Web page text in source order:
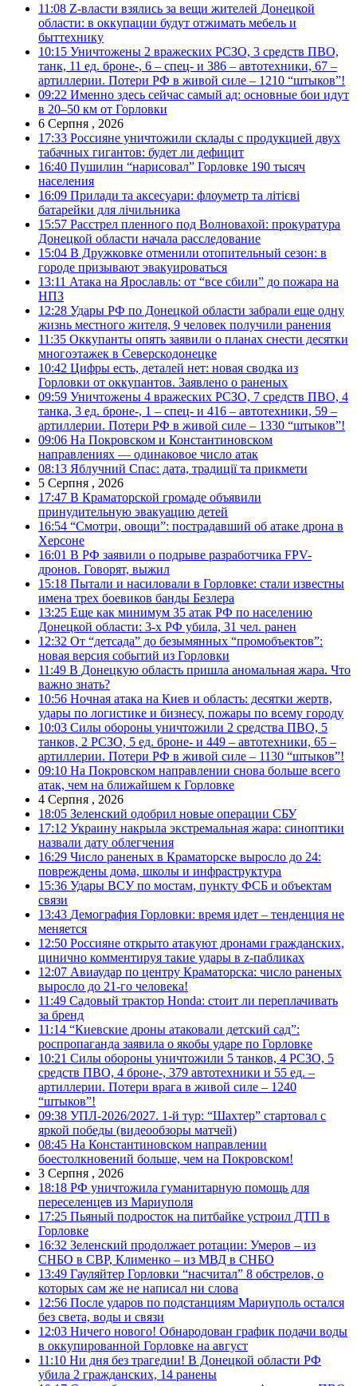
11:08 Z-власти взялись за вещи жителей Донецкой
области: в оккупации будут отжимать мебель и
быттехнику
10:15 Уничтожены 2 вражеских РСЗО, 3 средств ПВО,
танк, 11 ед. броне-, 6 – спец- и 386 – автотехники, 67 –
артиллерии. Потери РФ в живой силе – 1210 “штыков”!
09:22 Именно здесь сейчас самый ад: основные бои идут
в 20–50 км от Горловки
6 Серпня , 2026
17:33 Россияне уничтожили склады с продукцией двух
табачных гигантов: будет ли дефицит
16:40 Пушилин “нарисовал” Горловке 190 тысяч
населения
16:09 Прилади та аксесуари: флоуметр та літієві
батарейки для лічильника
15:57 Расстрел пленного под Волновахой: прокуратура
Донецкой области начала расследование
15:04 В Дружковке отменили отопительный сезон: в
городе призывают эвакуироваться
13:11 Атака на Ярославль: от “все сбили” до пожара на
НПЗ
12:28 Удары РФ по Донецкой области забрали еще одну
жизнь местного жителя, 9 человек получили ранения
11:35 Оккупанты опять заявили о планах снести десятки
многоэтажек в Северскодонецке
10:42 Цифры есть, деталей нет: новая сводка из
Горловки от оккупантов. Заявлено о раненых
09:59 Уничтожены 4 вражеских РСЗО, 7 средств ПВО, 4
танка, 3 ед. броне-, 1 – спец- и 416 – автотехники, 59 –
артиллерии. Потери РФ в живой силе – 1330 “штыков”!
09:06 На Покровском и Константиновском
направлениях — одинаковое число атак
08:13 Яблучний Спас: дата, традиції та прикмети
5 Серпня , 2026
17:47 В Краматорской громаде объявили
принудительную эвакуацию детей
16:54 “Смотри, овощи”: пострадавший об атаке дрона в
Херсоне
16:01 В РФ заявили о подрыве разработчика FPV-
дронов. Говорят, выжил
15:18 Пытали и насиловали в Горловке: стали известны
имена трех боевиков банды Безлера
13:25 Еще как минимум 35 атак РФ по населению
Донецкой области: 3-х РФ убила, 31 чел. ранен
12:32 От “детсада” до безымянных “промобъектов”:
новая версия событий из Горловки
11:49 В Донецкую область пришла аномальная жара. Что
важно знать?
10:56 Ночная атака на Киев и область: десятки жертв,
удары по логистике и бизнесу, пожары по всему городу
10:03 Силы обороны уничтожили 2 средства ПВО, 5
танков, 2 РСЗО, 5 ед. броне- и 449 – автотехники, 65 –
артиллерии. Потери РФ в живой силе – 1130 “штыков”!
09:10 На Покровском направлении снова больше всего
атак, чем на ближайшем к Горловке
4 Серпня , 2026
18:05 Зеленский одобрил новые операции СБУ
17:12 Украину накрыла экстремальная жара: синоптики
назвали дату облегчения
16:29 Число раненых в Краматорске выросло до 24:
повреждены дома, школы и инфраструктура
15:36 Удары ВСУ по мостам, пункту ФСБ и объектам
связи
13:43 Демография Горловки: время идет – тенденция не
меняется
12:50 Россияне открыто атакуют дронами гражданских,
цинично комментируя такие удары в z-пабликах
12:07 Авиаудар по центру Краматорска: число раненых
выросло до 21-го человека!
11:49 Садовый трактор Honda: стоит ли переплачивать
за бренд
11:14 “Киевские дроны атаковали детский сад”:
роспропаганда заявила о якобы ударе по Горловке
10:21 Силы обороны уничтожили 5 танков, 4 РСЗО, 5
средств ПВО, 4 броне-, 379 автотехники и 55 ед. –
артиллерии. Потери врага в живой силе – 1240
“штыков”!
09:38 УПЛ-2026/2027. 1-й тур: “Шахтер” стартовал с
яркой победы (видеообзоры матчей)
08:45 На Константиновском направлении
боестолкновений больше, чем на Покровском!
3 Серпня , 2026
18:18 РФ уничтожила гуманитарную помощь для
переселенцев из Мариуполя
17:25 Пьяный подросток на питбайке устроил ДТП в
Горловке
16:32 Зеленский продолжает ротации: Умеров – из
СНБО в СВР, Клименко – из МВД в СНБО
13:49 Гауляйтер Горловки “насчитал” 8 обстрелов, о
которых сам же не написал ни слова
12:56 После ударов по подстанциям Мариуполь остался
без света, воды и связи
12:03 Ничего нового! Обнародован график подачи воды
в оккупированной Горловке на август
11:10 Ни дня без трагедии! В Донецкой области РФ
убила 2 гражданских, 14 ранены